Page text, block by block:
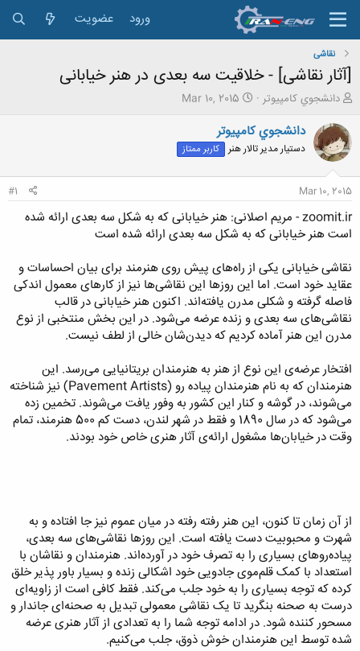
ورود عضویت
نقاشی
[آثار نقاشی] - خلاقیت سه بعدی در هنر خیابانی
ش
و
ع
ک
ه
و
و
ع
دانشجوي كامپيوتر
ت
ر
ی
خ
ع
Mar 10, 2015
دانشجوي كامپيوتر
دستیار مدیر تالار هنر کاربر ممتاز
Mar 10, 2015
#1
zoomit.ir - مریم اصلانی: هنر خیابانی که به شکل سه بعدی ارائه شده
است هنر خیابانی که به شکل سه بعدی ارائه شده است
نقاشی خیابانی یکی از راه‌های پیش روی هنرمند برای بیان احساسات و
عقاید خود است. اما این روزها این نقاشی‌ها نیز از کارهای معمول اندکی
فاصله گرفته و شکلی مدرن یافته‌اند. اکنون هنر خیابانی در قالب
نقاشی‌های سه بعدی و زنده عرضه می‌شود. در این بخش منتخبی از نوع
مدرن این هنر آماده کردیم که دیدن‌شان خالی از لطف نیست.
افتخار عرضه‌ی این نوع از هنر به هنرمندان بریتانیایی می‌رسد. این
هنرمندان که به نام هنرمندان پیاده رو (Pavement Artists) نیز شناخته
می‌شوند، در گوشه و کنار این کشور به وفور یافت می‌شوند. تخمین زده
می‌شود که در سال 1890 و فقط در شهر لندن، دست کم 500 هنرمند، تمام
وقت در خیابان‌ها مشغول ارائه‌ی آثار هنری خاص خود بودند.
از آن زمان تا کنون، این هنر رفته رفته در میان عموم نیز جا افتاده و به
شهرت و محبوبیت دست یافته است. این روزها نقاشی‌های سه بعدی،
پیاده‌روهای بسیاری را به تصرف خود در آورده‌اند. هنرمندان و نقاشان با
استعداد با کمک قلم‌موی جادویی خود اشکالی زنده و بسیار باور پذیر خلق
کرده که توجه بسیاری را به خود جلب می‌کند. فقط کافی است از زاویه‌ای
درست به صحنه بنگرید تا یک نقاشی معمولی تبدیل به صحنه‌ای جاندار و
مسحور کننده شود. در ادامه توجه شما را به تعدادی از آثار هنری عرضه
شده توسط این هنرمندان خوش ذوق، جلب می‌کنیم.